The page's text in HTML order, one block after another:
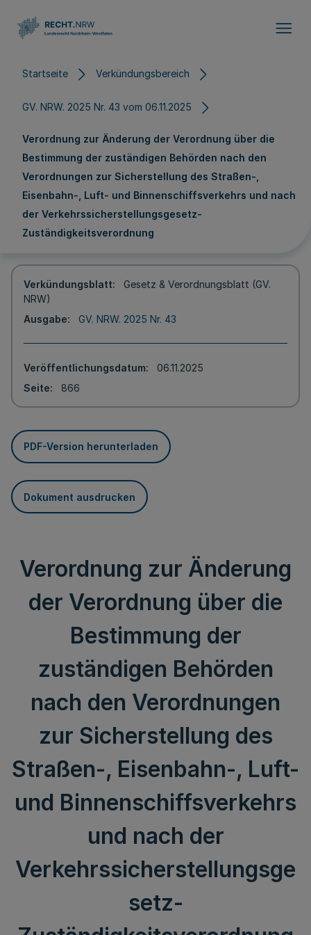
Startseite Verkündungsbereich
GV. NRW. 2025 Nr. 43 vom 06.11.2025
Verordnung zur Änderung der Verordnung über die
Bestimmung der zuständigen Behörden nach den
Verordnungen zur Sicherstellung des Straßen-,
Eisenbahn-, Luft- und Binnenschiffsverkehrs und nach
der Verkehrssicherstellungsgesetz-
Zuständigkeitsverordnung
Verkündungsblatt
Gesetz & Verordnungsblatt (GV.
NRW)
Ausgabe
GV. NRW. 2025 Nr. 43
Veröffentlichungsdatum
06.11.2025
Seite
866
PDF-Version herunterladen
Dokument ausdrucken
Verordnung zur Änderung
der Verordnung über die
Bestimmung der
zuständigen Behörden
nach den Verordnungen
zur Sicherstellung des
Straßen-, Eisenbahn-, Luft-
und Binnenschiffsverkehrs
und nach der
Verkehrssicherstellungsge
setz-